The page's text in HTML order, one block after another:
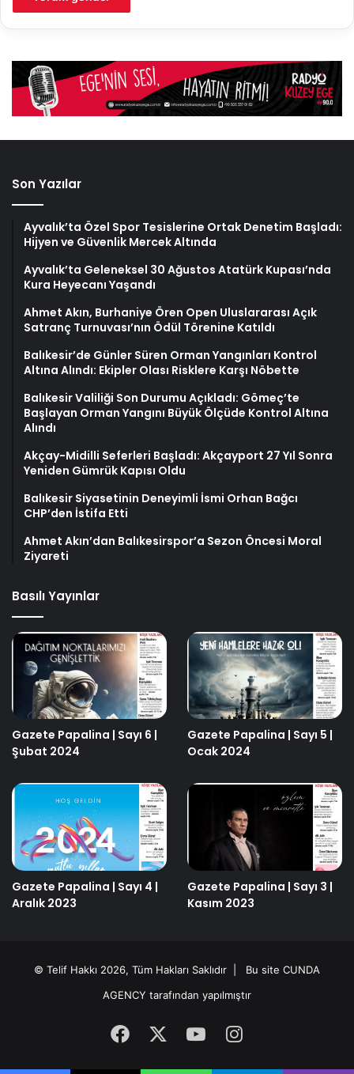
Son Yazılar
Ayvalık’ta Özel Spor Tesislerine Ortak Denetim Başladı:
Hijyen ve Güvenlik Mercek Altında
Ayvalık’ta Geleneksel 30 Ağustos Atatürk Kupası’nda
Kura Heyecanı Yaşandı
Ahmet Akın, Burhaniye Ören Open Uluslararası Açık
Satranç Turnuvası’nın Ödül Törenine Katıldı
Balıkesir’de Günler Süren Orman Yangınları Kontrol
Altına Alındı: Ekipler Olası Risklere Karşı Nöbette
Balıkesir Valiliği Son Durumu Açıkladı: Gömeç’te
Başlayan Orman Yangını Büyük Ölçüde Kontrol Altına
Alındı
Akçay-Midilli Seferleri Başladı: Akçayport 27 Yıl Sonra
Yeniden Gümrük Kapısı Oldu
Balıkesir Siyasetinin Deneyimli İsmi Orhan Bağcı
CHP’den İstifa Etti
Ahmet Akın’dan Balıkesirspor’a Sezon Öncesi Moral
Ziyareti
Basılı Yayınlar
Gazete Papalina | Sayı 6 |
Şubat 2024
Gazete Papalina | Sayı 5 |
Ocak 2024
Gazete Papalina | Sayı 4 |
Aralık 2023
Gazete Papalina | Sayı 3 |
Kasım 2023
© Telif Hakkı 2026, Tüm Hakları Saklıdır | Bu site CUNDA
AGENCY tarafından yapılmıştır
FacebookYouTubeInstagram